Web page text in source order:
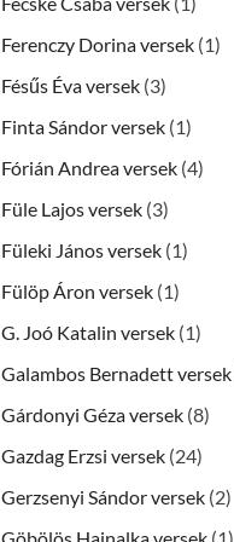
Ferenczy Dorina versek (1)
Fésűs Éva versek (3)
Finta Sándor versek (1)
Fórián Andrea versek (4)
Füle Lajos versek (3)
Füleki János versek (1)
Fülöp Áron versek (1)
G. Joó Katalin versek (1)
Galambos Bernadett versek
Gárdonyi Géza versek (8)
Gazdag Erzsi versek (24)
Gerzsenyi Sándor versek (2)